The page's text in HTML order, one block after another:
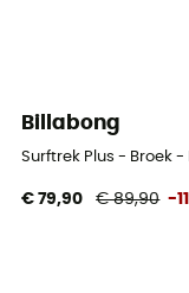
Billabong
Surftrek Plus - Broek -
€ 79,90 € 89,90 -